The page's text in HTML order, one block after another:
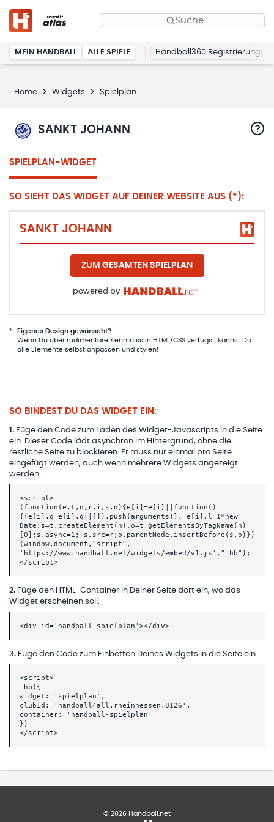
Suche
MEIN HANDBALL ALLE SPIELE Handball360 Registrierung
Home Widgets Spielplan
SANKT JOHANN
SPIELPLAN-WIDGET
SO SIEHT DAS WIDGET AUF DEINER WEBSITE AUS (*):
SANKT JOHANN
ZUM GESAMTEN SPIELPLAN
powered by
*
Eigenes Design gewünscht?
Wenn Du über rudimentäre Kenntniss in HTML/CSS verfügst, kannst Du
alle Elemente selbst anpassen und stylen!
SO BINDEST DU DAS WIDGET EIN:
1 . Füge den Code zum Laden des Widget-Javascripts in die Seite
ein. Dieser Code lädt asynchron im Hintergrund, ohne die
restliche Seite zu blockieren. Er muss nur einmal pro Seite
eingefügt werden, auch wenn mehrere Widgets angezeigt
werden.
<script>
(function(e,t,n,r,i,s,o){e[i]=e[i]||function()
{(e[i].q=e[i].q||[]).push(arguments)}, e[i].l=1*new
Date;s=t.createElement(n),o=t.getElementsByTagName(n)
[0];s.async=1; s.src=r;o.parentNode.insertBefore(s,o)})
(window,document,"script",
'https://www.handball.net/widgets/embed/v1.js',"_hb");
</script>
2. Füge den HTML-Container in Deiner Seite dort ein, wo das
Widget erscheinen soll.
<div id='handball-spielplan'></div>
3. Füge den Code zum Einbetten Deines Widgets in die Seite ein.
<script>
_hb({
widget: 'spielplan',
clubId: 'handball4all.rheinhessen.8126',
container: 'handball-spielplan'
})
</script>
© 2026 Handball.net